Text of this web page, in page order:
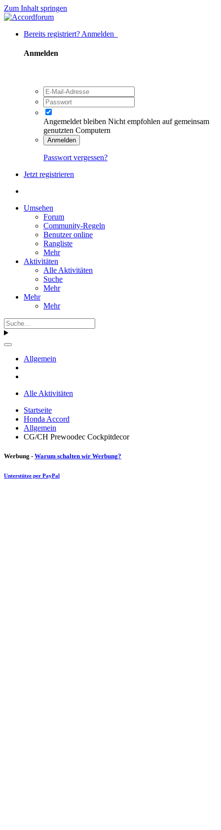
Zum Inhalt springen
Bereits registriert? Anmelden
Anmelden
Angemeldet bleiben Nicht empfohlen auf gemeinsam
genutzten Computern
Anmelden
Passwort vergessen?
Jetzt registrieren
Umsehen
Forum
Community-Regeln
Benutzer online
Rangliste
Mehr
Aktivitäten
Alle Aktivitäten
Suche
Mehr
Mehr
Mehr
Allgemein
Alle Aktivitäten
Startseite
Honda Accord
Allgemein
CG/CH Prewoodec Cockpitdecor
Werbung - Warum schalten wir Werbung?
Unterstütze per PayPal